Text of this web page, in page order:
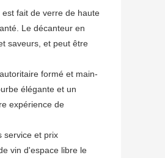
fait de verre de haute
Le décanteur en
saveurs, et peut être
formé et main-
élégante et un
expérience de
service et prix
vin d'espace libre le